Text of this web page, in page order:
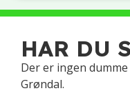
HAR DU
Der er ingen
Grøndal.